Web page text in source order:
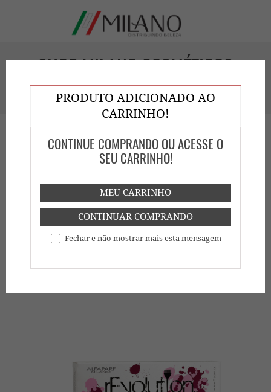
SHOP MILANO COSMÉTICOS
GOIÁS
HOME SHOP
Buscar:
PRODUTO ADICIONADO AO
CARRINHO!
CONTINUE COMPRANDO OU ACESSE O
SEU CARRINHO!
MEU CARRINHO
CONTINUAR COMPRANDO
Fechar e não mostrar mais esta mensagem